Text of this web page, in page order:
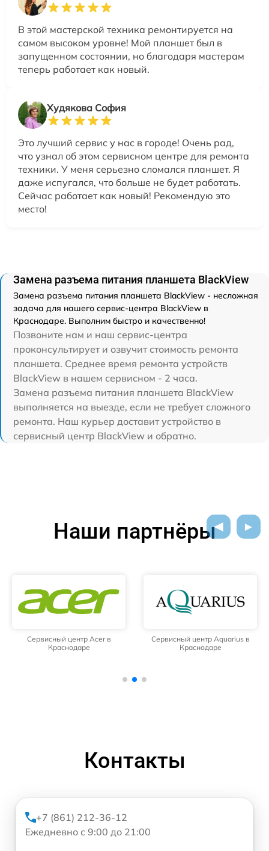
В этой мастерской техника ремонтируется на
самом высоком уровне! Мой планшет был в
запущенном состоянии, но благодаря мастерам
теперь работает как новый.
Худякова София
Это лучший сервис у нас в городе! Очень рад,
что узнал об этом сервисном центре для ремонта
техники. У меня серьезно сломался планшет. Я
даже испугался, что больше не будет работать.
Сейчас работает как новый! Рекомендую это
место!
Замена разъема питания планшета BlackView
Замена разъема питания планшета BlackView - несложная
задача для нашего сервис-центра BlackView в
Краснодаре. Выполним быстро и качественно!
Позвоните нам и наш сервис-центра
проконсультирует и озвучит стоимость ремонта
планшета. Среднее время ремонта устройств
BlackView в нашем сервисном - 2 часа.
Замена разъема питания планшета BlackView
выполняется на выезде, если не требует сложного
ремонта. Наш курьер доставит устройство в
сервисный центр BlackView и обратно.
Наши партнёры
Сервисный центр Acer в
Краснодаре
Сервисный центр Aquarius в
Краснодаре
Контакты
+7 (861) 212-36-12
Ежедневно с 9:00 до 21:00